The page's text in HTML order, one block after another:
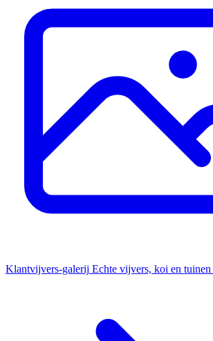
Klantvijvers-galerij Echte vijvers, koi en tuinen